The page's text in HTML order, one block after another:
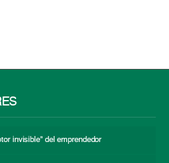
invisible” del emprendedor